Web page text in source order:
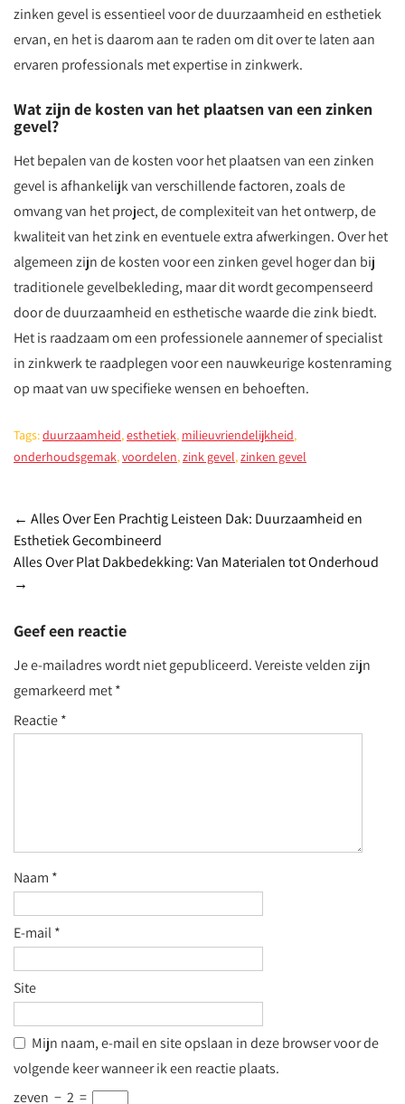
zinken gevel is essentieel voor de duurzaamheid en esthetiek
ervan, en het is daarom aan te raden om dit over te laten aan
ervaren professionals met expertise in zinkwerk.
Wat zijn de kosten van het plaatsen van een zinken
gevel?
Het bepalen van de kosten voor het plaatsen van een zinken
gevel is afhankelijk van verschillende factoren, zoals de
omvang van het project, de complexiteit van het ontwerp, de
kwaliteit van het zink en eventuele extra afwerkingen. Over het
algemeen zijn de kosten voor een zinken gevel hoger dan bij
traditionele gevelbekleding, maar dit wordt gecompenseerd
door de duurzaamheid en esthetische waarde die zink biedt.
Het is raadzaam om een professionele aannemer of specialist
in zinkwerk te raadplegen voor een nauwkeurige kostenraming
op maat van uw specifieke wensen en behoeften.
Tags:duurzaamheid,esthetiek, milieuvriendelijkheid,
onderhoudsgemak,voordelen,zink gevel,zinken gevel
Post
navigation
← Alles Over Een Prachtig Leisteen Dak: Duurzaamheid en
Esthetiek Gecombineerd
Alles Over Plat Dakbedekking: Van Materialen tot Onderhoud
→
Geef een reactie
Je e-mailadres wordt niet gepubliceerd.Vereiste velden zijn
gemarkeerd met*
Reactie*
Naam *
E-mail*
Site
Mijn naam, e-mail en site opslaan in deze browser voor de
volgende keer wanneer ik een reactie plaats.
zeven − 2 =